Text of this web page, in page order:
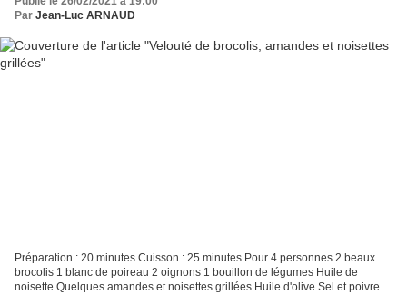
Par Jean-Luc ARNAUD
Préparation : 20 minutes Cuisson : 25 minutes Pour 4 personnes 2 beaux
brocolis 1 blanc de poireau 2 oignons 1 bouillon de légumes Huile de
noisette Quelques amandes et noisettes grillées Huile d'olive Sel et poivre